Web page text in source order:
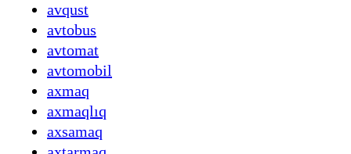
avqust
avtobus
avtomat
avtomobil
axmaq
axmaqlıq
axsamaq